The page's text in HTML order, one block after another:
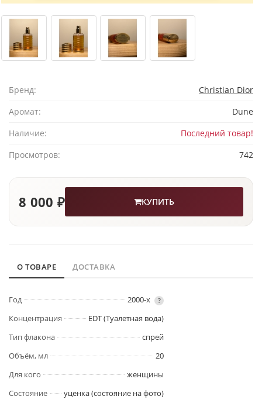
Бренд:
Christian Dior
Аромат:
Dune
Наличие:
Последний товар!
Просмотров:
742
8 000 ₽ КУПИТЬ
О ТОВАРЕ ДОСТАВКА
Год 2000-х ?
Концентрация
EDT (Туалетная вода)
Тип флакона
спрей
Объём, мл
20
Для кого
женщины
Состояние
уценка (состояние на фото)